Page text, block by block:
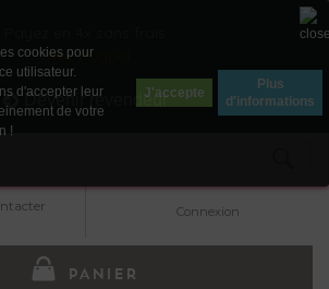
avec Paypal
Devenir revendeur
Connexion
PANIER
cookies pour
utilisateur.
d'accepter leur
de votre
!
J'accepte
Plus
d'informations